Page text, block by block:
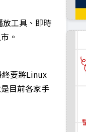
工具、即時
。
要將Linux
目前各家手